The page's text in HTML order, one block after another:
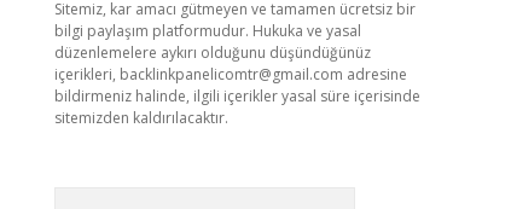
Sitemiz, kar amacı gütmeyen ve tamamen ücretsiz bir
bilgi paylaşım platformudur. Hukuka ve yasal
düzenlemelere aykırı olduğunu düşündüğünüz
içerikleri, backlinkpanelicomtr@gmail.com adresine
bildirmeniz halinde, ilgili içerikler yasal süre içerisinde
sitemizden kaldırılacaktır.